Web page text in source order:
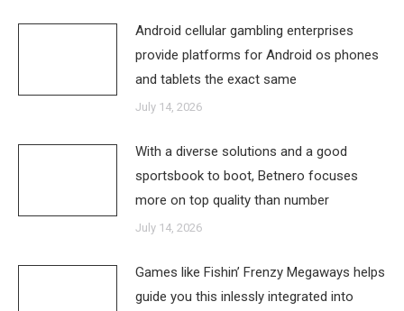
Android cellular gambling enterprises
provide platforms for Android os phones
and tablets the exact same
July 14, 2026
With a diverse solutions and a good
sportsbook to boot, Betnero focuses
more on top quality than number
July 14, 2026
Games like Fishin’ Frenzy Megaways helps
guide you this inlessly integrated into